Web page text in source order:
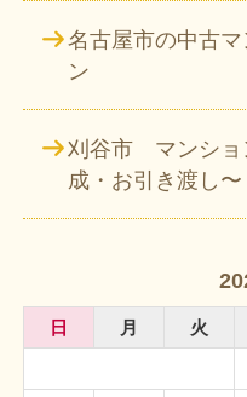
名古屋市の中古
ン
刈谷市 マンシ
成・お引き渡し〜
日 月 火